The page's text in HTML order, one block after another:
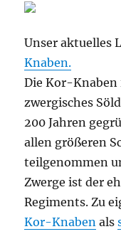
Unser aktuelles
Knaben.
Die Kor-
zwergisches
200 Jahren
allen größeren
teilgenommen
Zwerge ist der
Regiments. Zu
Kor-Knaben als